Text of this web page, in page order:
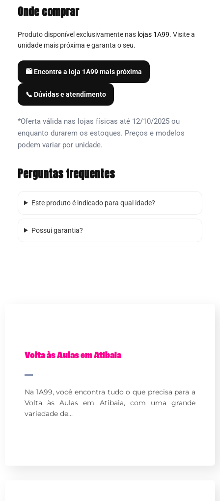
Onde comprar
Produto disponível exclusivamente nas lojas 1A99. Visite a
unidade mais próxima e garanta o seu.
🛍️ Encontre a loja 1A99 mais próxima
📞 Dúvidas e atendimento
*Oferta válida nas lojas físicas até 12/10/2025 ou
enquanto durarem os estoques. Preços e modelos
podem variar por unidade.
Perguntas frequentes
Este produto é indicado para qual idade?
Possui garantia?
Volta às Aulas em Atibaia
Na 1A99, você encontra tudo o que precisa para a
Volta às Aulas em Atibaia, com uma grande
variedade de…